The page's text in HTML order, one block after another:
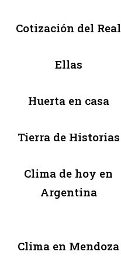
Cotización del Real
Ellas
Huerta en casa
Tierra de Historias
Clima de hoy en
Argentina
Clima en Mendoza